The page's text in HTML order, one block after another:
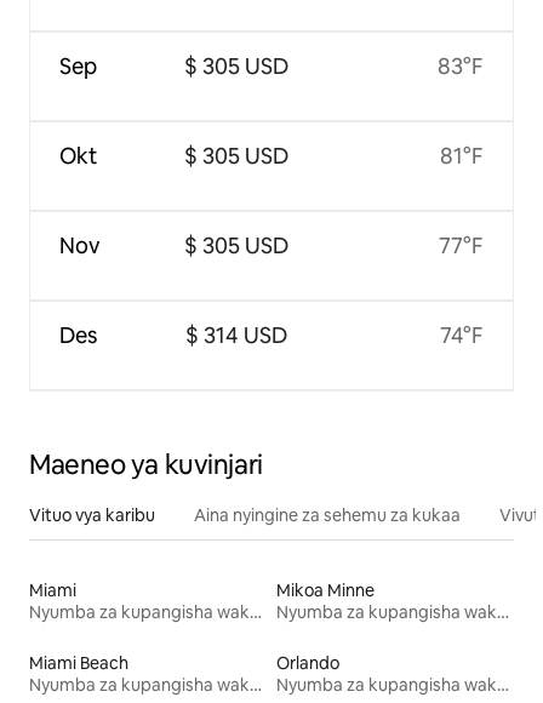
Sep
Okt
Nov
Des
$ 305 USD
$ 305 USD
$ 305 USD
$ 314 USD
83°F
81°F
77°F
74°F
Maeneo ya kuvinjari
Vituo vya karibu Aina nyingine za sehemu za kukaa
Miami
Nyumba za kupangisha wakati wa likizo
Mikoa Minne
Nyumba za kupangisha wakati wa likizo
Miami Beach
Nyumba za kupangisha wakati wa likizo
Orlando
Nyumba za kupangisha wakati wa likizo